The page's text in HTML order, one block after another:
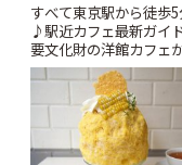
すべて東京駅から徒歩
♪駅近カフェ最新ガイ
要文化財の洋館カフェ
札すぐのレトロ喫茶ま
りっぷ